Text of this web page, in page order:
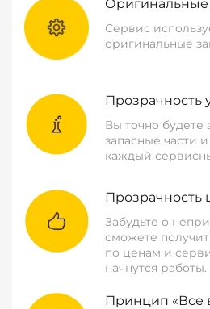
Оригинальные
Сервис
оригинальные
Прозрачность
Вы точно будете
запасные части
каждый
Прозрачность
Забудьте о
сможете
по ценам и
начнутся работы.
Принцип «Все